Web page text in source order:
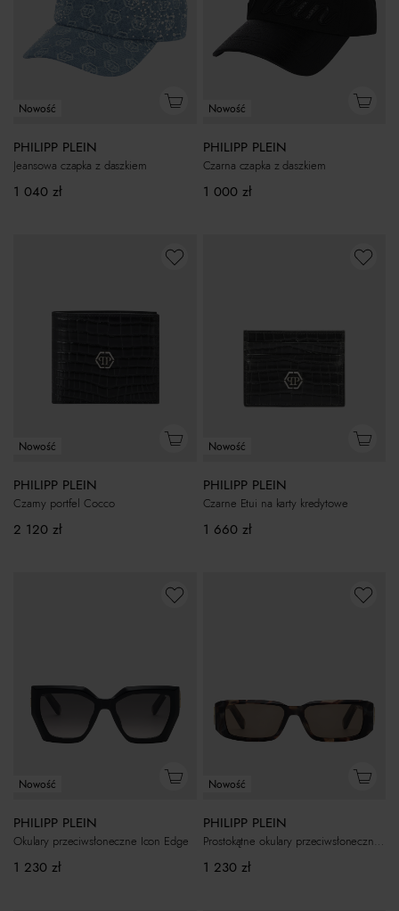
Nowość
PHILIPP PLEIN
Jeansowa czapka z daszkiem
1 040 zł
Nowość
PHILIPP PLEIN
Czarna czapka z daszkiem
1 000 zł
Nowość
PHILIPP PLEIN
Czarny portfel Cocco
2 120 zł
Nowość
PHILIPP PLEIN
Czarne Etui na karty kredytowe
1 660 zł
Nowość
PHILIPP PLEIN
Okulary przeciwsłoneczne Icon Edge
1 230 zł
Nowość
PHILIPP PLEIN
Prostokątne okulary przeciwsłoneczne Icon Edge
1 230 zł